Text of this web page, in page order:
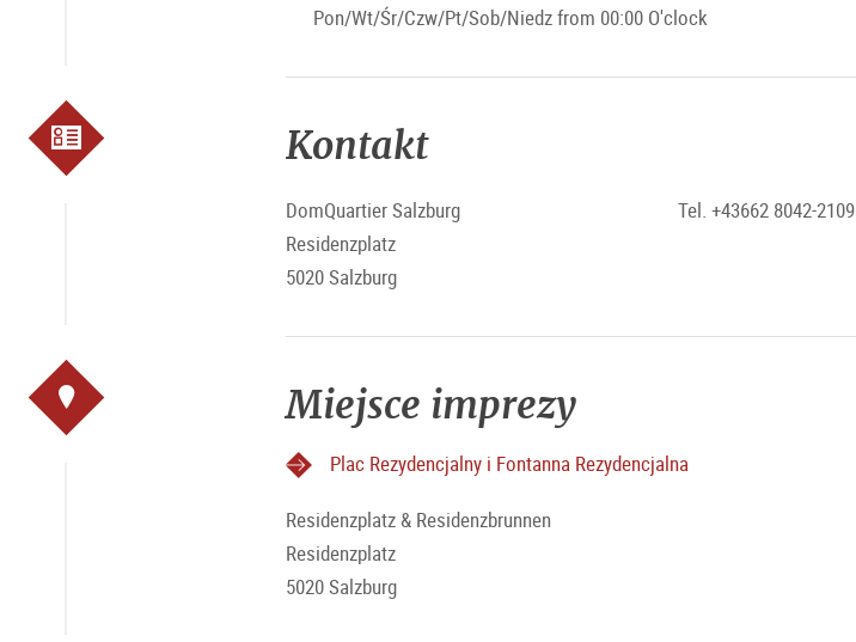
Pon/Wt/Śr/Czw/Pt/Sob/Niedz from 00:00 O'clock
Kontakt
DomQuartier Salzburg
Residenzplatz
5020 Salzburg
Tel. +43662 8042-2109
Miejsce imprezy
Plac Rezydencjalny i Fontanna Rezydencjalna
Residenzplatz & Residenzbrunnen
Residenzplatz
5020 Salzburg